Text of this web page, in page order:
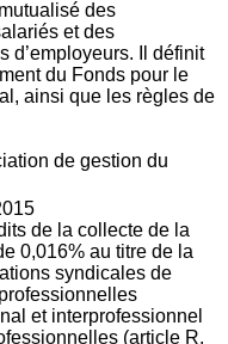
des
et des
d’employeurs. Il définit
du Fonds pour le
ainsi que les règles de
de gestion du
de la collecte de la
0,016% au titre de la
syndicales de
et interprofessionnel
(article R.